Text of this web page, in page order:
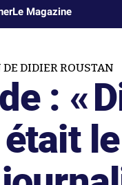
Le Magazine
DIDIER ROUSTAN
: «